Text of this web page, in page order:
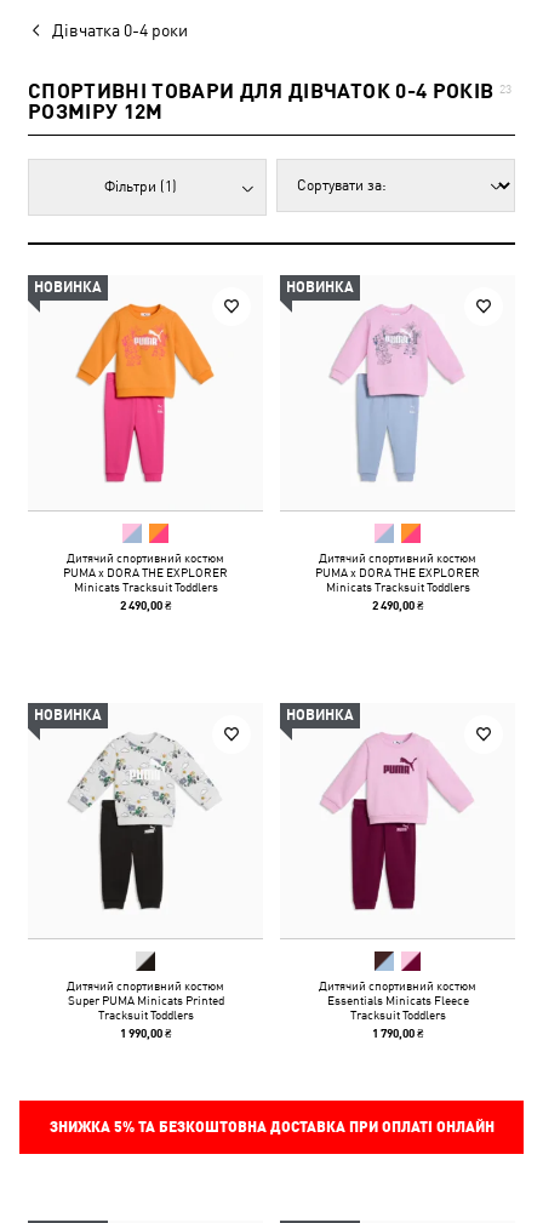
Дівчатка 0-4 роки
СПОРТИВНІ ТОВАРИ ДЛЯ ДІВЧАТОК 0-4 РОКІВ
РОЗМІРУ 12M
23
Фільтри (1)
НОВИНКА
Дитячий спортивний костюм
PUMA x DORA THE EXPLORER
Minicats Tracksuit Toddlers
2 490,00 ₴
НОВИНКА
Дитячий спортивний костюм
PUMA x DORA THE EXPLORER
Minicats Tracksuit Toddlers
2 490,00 ₴
НОВИНКА
Дитячий спортивний костюм
Super PUMA Minicats Printed
Tracksuit Toddlers
1 990,00 ₴
НОВИНКА
Дитячий спортивний костюм
Essentials Minicats Fleece
Tracksuit Toddlers
1 790,00 ₴
ЗНИЖКА 5%ТА БЕЗКОШТОВНА ДОСТАВКА ПРИ ОПЛАТІ ОНЛАЙН